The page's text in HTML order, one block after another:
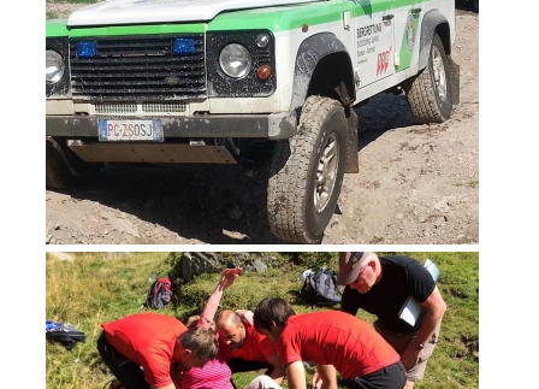
Board of Management